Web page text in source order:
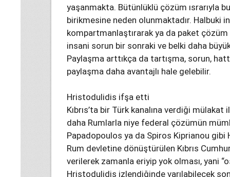
yaşanmakta. Bütünlüklü çözüm ısrarıyla
birikmesine neden olunmaktadır. Halbuki
kompartmanlaştırarak ya da paket
insani sorun bir sonraki ve belki daha
Paylaşma arttıkça da tartışma, sorun,
paylaşma daha avantajlı hale gelebilir.
Hristodulidis ifşa etti
Kıbrıs’ta bir Türk kanalına verdiği
daha Rumlarla niye federal çözümün
Papadopoulos ya da Spiros Kiprianou gibi
Rum devletine dönüştürülen Kıbrıs
verilerek zamanla eriyip yok olması, yani
Hristodulidis izlendiğinde varılabilecek